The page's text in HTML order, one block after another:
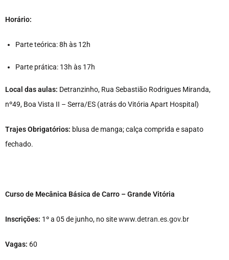
Horário:
Parte teórica: 8h às 12h
Parte prática: 13h às 17h
Local das aulas: Detranzinho, Rua Sebastião Rodrigues Miranda,
nº49, Boa Vista II – Serra/ES (atrás do Vitória Apart Hospital)
Trajes Obrigatórios: blusa de manga; calça comprida e sapato
fechado.
Curso de Mecânica Básica de Carro – Grande Vitória
Inscrições: 1ºa 05 de junho, no sitewww.detran.es.gov.br
Vagas: 60